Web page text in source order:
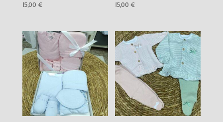
15,00 € 15,00€